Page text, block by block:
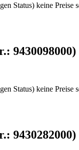
Status) keine Preise
9430098000)
Status) keine Preise
9430282000)